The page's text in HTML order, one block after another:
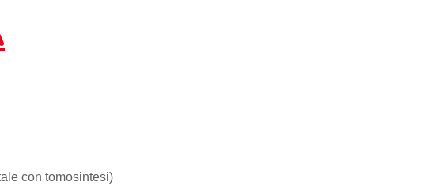
con tomosintesi)